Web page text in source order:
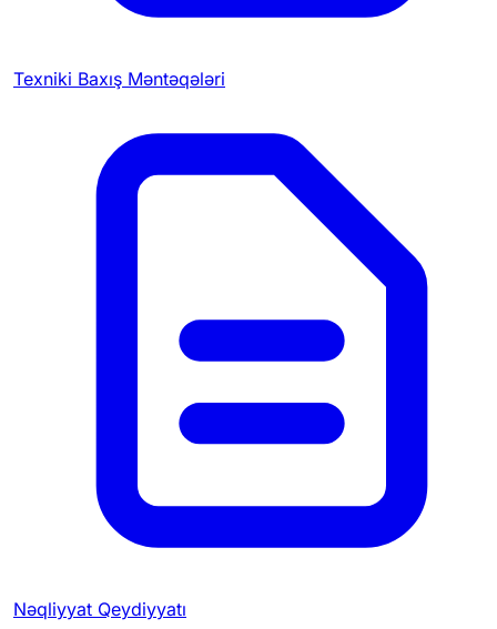
Texniki Baxış Məntəqələri
Nəqliyyat Qeydiyyatı